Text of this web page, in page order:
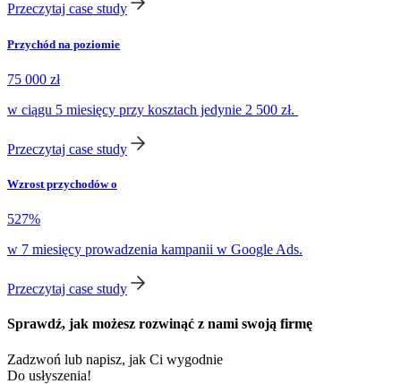
Przeczytaj case study
Przychód na poziomie
75 000 zł
w ciągu 5 miesięcy przy kosztach jedynie 2 500 zł.
Przeczytaj case study
Wzrost przychodów o
527%
w 7 miesięcy prowadzenia kampanii w Google Ads.
Przeczytaj case study
Sprawdź, jak możesz rozwinąć z nami swoją firmę
Zadzwoń lub napisz, jak Ci wygodnie
Do usłyszenia!